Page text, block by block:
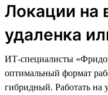
Локации на
удаленка
ИТ-специалисты
оптимальный формат
гибридный. Работать на